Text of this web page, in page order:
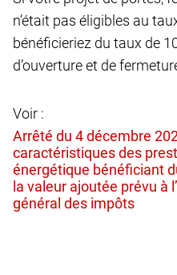
n’était pas éligibles au
bénéficieriez du taux de
d’ouverture et de
Voir :